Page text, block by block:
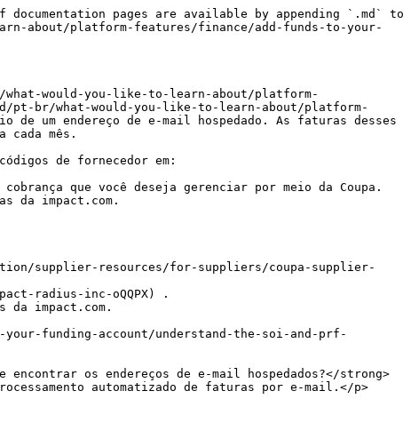
pages are available by appending `.md` to
about/platform-features/finance/add-funds-to-your-
what-would-you-like-to-learn-about/platform-
pt-br/what-would-you-like-to-learn-about/platform-
um endereço de e-mail hospedado. As faturas desses
cada mês.
de fornecedor em:
que você deseja gerenciar por meio da Coupa.
da impact.com.
supplier-resources/for-suppliers/coupa-supplier-
da impact.com.
automatizado de faturas por e-mail.</p>